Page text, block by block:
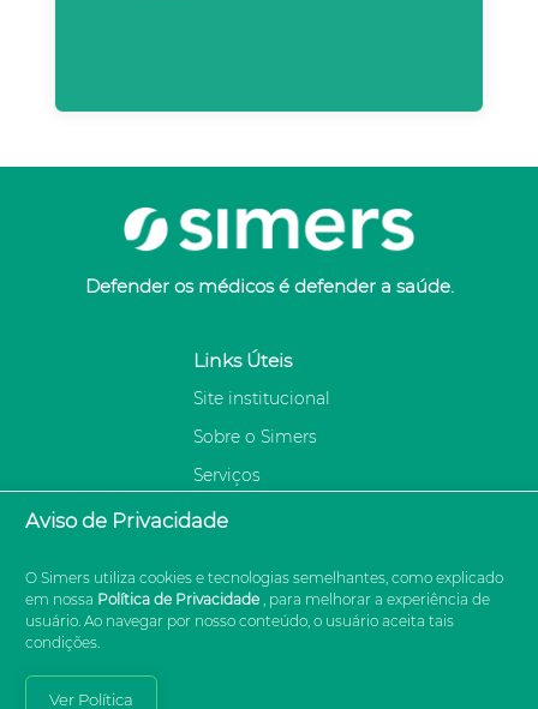
Aviso de Privacidade
O Simers utiliza cookies e tecnologias semelhantes, como explicado
em nossa Política de Privacidade , para melhorar a experiência de
usuário. Ao navegar por nosso conteúdo, o usuário aceita tais
condições.
Ver Política
Defender os médicos é defender a saúde.
Links Úteis
Site institucional
Sobre o Simers
Serviços
Contato
Siga nas redes sociais: